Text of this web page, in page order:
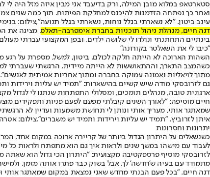
ואחר כך נפתחה הזדמנות להיכנס למחלקת הפיתוח. תוך כמה שנים
עינב ביטון. "לא נשארתי בגלל נוחות, נשארתי בגלל תנועה",צילום:
דנה חיים, מנהלת ניהול תוכניות בחברת אימפרבה-תאלס
בינתיים התחתנתי ונולדו לי שלושה ילדים, ובפן המקצועי עברתי
"כיבו לי את השאלטר בקורונה"
השהות הארוכה לא הייתה חלקה לכולם. ביטון, למשל, מספרת על רגע
כשהמצב התארך, וההתאוששות לא הייתה מיידית, הרגשתי שעברתי
מתוך לויאליות ואמונה עמוקה בחברה ומתוך אחריות אמיתית לאנשים".
גם לזרובסקי מודה שיש קשיים בהישארות: "תמיד יש עליות
ארגונית טובה, מנהלים תומכים, ומסלולי התפתחות שנתנו לי לגדול
חיים מוסיפה: "לאורך השנים קיבלתי מפעם לפעם פניות ותפקידים
שמאתגר אותי, מעריך אותי ונותן לי תחושת משמעות ועדיין לא
איתן לזרוביץ. "תמיד יש עליות וירידות ותמיד יש משברים",צילום: אטרה
יתרונות וחסרונות
כשנשאלים על היתרון הגדול ביותר של קריירה ארוכה במקום אחד,
לעבוד עם מישהו במשך שנים ולראות איך גם הוא מתפתח ולראות כל
לזרובסקי מוסיף פרספקטיבה מקצועית: "היתרון הכי גדול הוא
מתמודד עם בעיה ש'חדשה' לך, אבל בשוק כבר פתרו אותה מזמן,
דנה חיים. "בכל פעם הבנתי מחדש שאני נמצאת במקום שמאתגר אותי